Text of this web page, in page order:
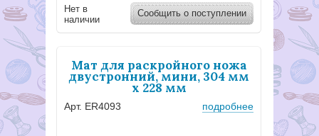
Нет в
наличии
Сообщить о поступлении
Мат для раскройного ножа
двустронний, мини, 304 мм
x 228 мм
Арт. ER4093 подробнее